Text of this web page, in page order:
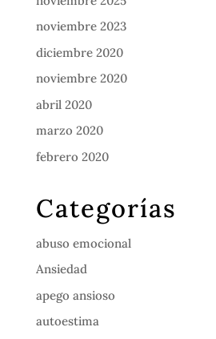
noviembre 2023
diciembre 2020
noviembre 2020
abril 2020
marzo 2020
febrero 2020
Categorías
abuso emocional
Ansiedad
apego ansioso
autoestima